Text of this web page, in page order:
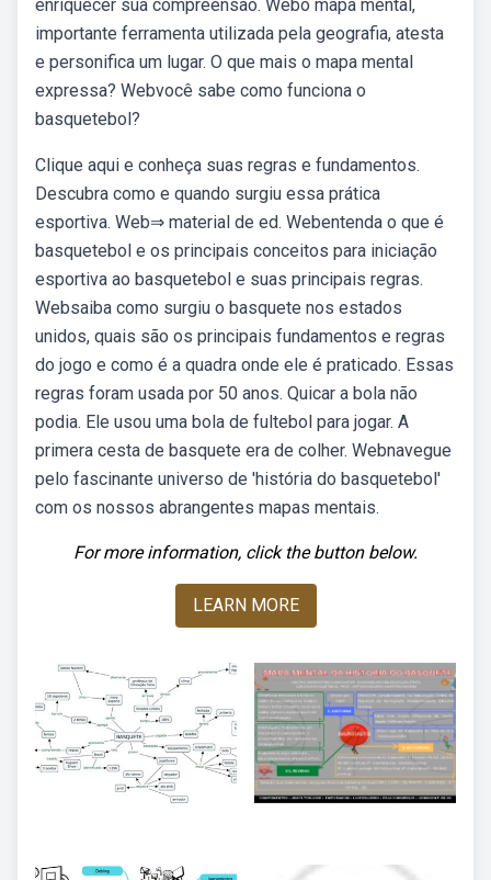
enriquecer sua compreensão. Webo mapa mental,
importante ferramenta utilizada pela geografia, atesta
e personifica um lugar. O que mais o mapa mental
expressa? Webvocê sabe como funciona o
basquetebol?
Clique aqui e conheça suas regras e fundamentos.
Descubra como e quando surgiu essa prática
esportiva. Web⇒ material de ed. Webentenda o que é
basquetebol e os principais conceitos para iniciação
esportiva ao basquetebol e suas principais regras.
Websaiba como surgiu o basquete nos estados
unidos, quais são os principais fundamentos e regras
do jogo e como é a quadra onde ele é praticado. Essas
regras foram usada por 50 anos. Quicar a bola não
podia. Ele usou uma bola de fultebol para jogar. A
primera cesta de basquete era de colher. Webnavegue
pelo fascinante universo de 'história do basquetebol'
com os nossos abrangentes mapas mentais.
For more information, click the button below.
LEARN MORE